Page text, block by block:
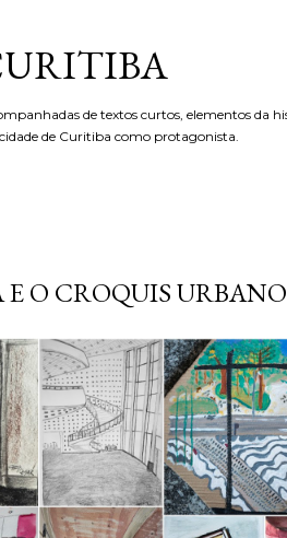
de textos curtos, elementos da
de Curitiba como protagonista.
O CROQUIS